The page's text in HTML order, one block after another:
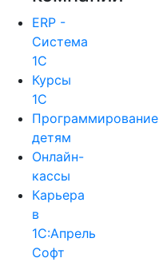
ERP -
Система
1С
Курсы
1С
Программирование
детям
Онлайн-
кассы
Карьера
в
1С:Апрель
Софт